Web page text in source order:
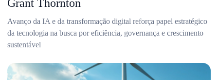
Grant Thornton
Avanço da IA e da transformação digital reforça papel estratégico
da tecnologia na busca por eficiência, governança e crescimento
sustentável